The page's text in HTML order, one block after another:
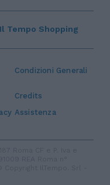
Condizioni Generali
Credits
Assistenza
Il Tempo Shopping